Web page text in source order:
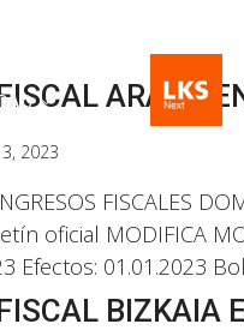
ARABA
2023
FISCALES
oficial MODIFICA
Efectos: 01.01.2023
BIZKAIA